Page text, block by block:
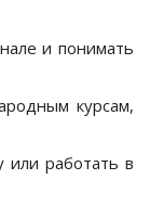
и понимать
курсам,
или работать в